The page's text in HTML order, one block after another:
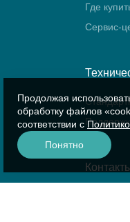
Где
Сервис-
Продолжая
обработку файлов
соответствии с
Понятно